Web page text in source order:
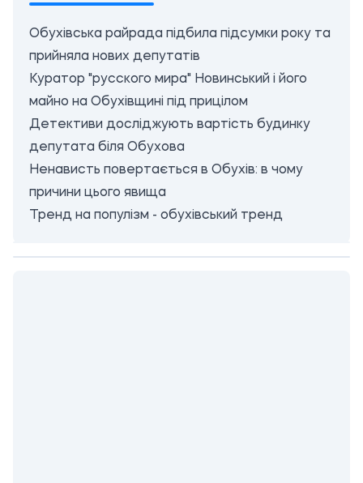
Обухівська райрада підбила підсумки року та
прийняла нових депутатів
Куратор "русского мира" Новинський і його
майно на Обухівщині під прицілом
Детективи досліджують вартість будинку
депутата біля Обухова
Ненависть повертається в Обухів: в чому
причини цього явища
Тренд на популізм - обухівський тренд